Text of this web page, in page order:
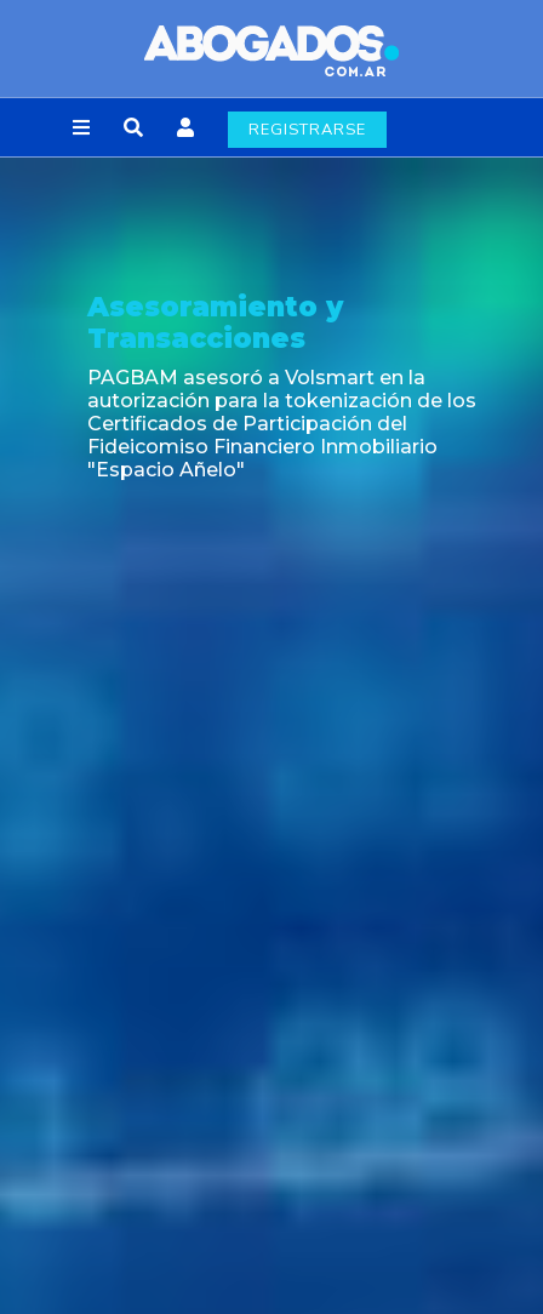
REGISTRARSE
Asesoramiento y
Transacciones
PAGBAM asesoró a Volsmart en la
autorización para la tokenización de los
Certificados de Participación del
Fideicomiso Financiero Inmobiliario
"Espacio Añelo"